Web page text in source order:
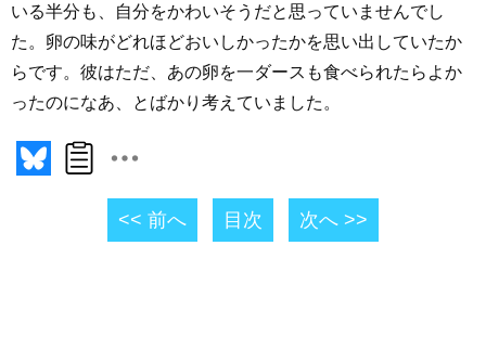
いる半分も、自分をかわいそうだと思っていませんでし
た。卵の味がどれほどおいしかったかを思い出していたか
らです。彼はただ、あの卵を一ダースも食べられたらよか
ったのになあ、とばかり考えていました。
<< 前へ 目次 次へ >>